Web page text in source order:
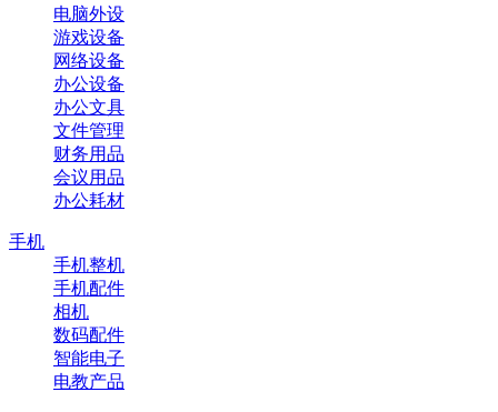
电脑外设
游戏设备
网络设备
办公设备
办公文具
文件管理
财务用品
会议用品
办公耗材
手机
手机整机
手机配件
相机
数码配件
智能电子
电教产品